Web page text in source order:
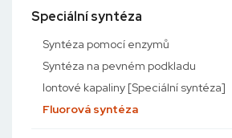
Speciální syntéza
Syntéza pomocí enzymů
Syntéza na pevném podkladu
Iontové kapaliny [Speciální syntéza]
Fluorová syntéza